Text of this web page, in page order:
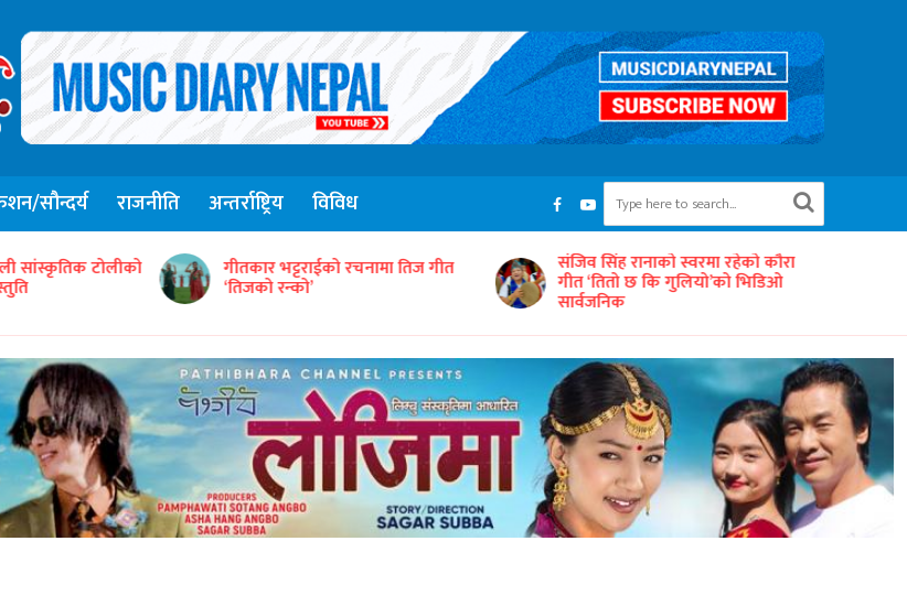
सौन्दर्य राजनीति अन्तर्राष्ट्रिय विविध
रचनामा तिज गीत संजिव सिंह रानाको स्वरमा रहेको कौरा
गीत ‘तितो छ कि गुलियो’को भिडिओ
सार्वजनिक
‘समयको धुनः अधुरो सारङ्गी’ छायाङ्कनको
तयारीमा